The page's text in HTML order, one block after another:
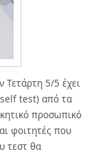
Τετάρτη 5/5 έχει
test) από τα
προσωπικό
φοιτητές που
τεστ θα